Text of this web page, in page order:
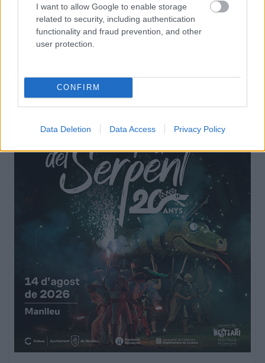
I want to allow Google to enable storage
related to security, including authentication
functionality and fraud prevention, and other
user protection.
CONFIRM
Data Deletion Data Access Privacy Policy